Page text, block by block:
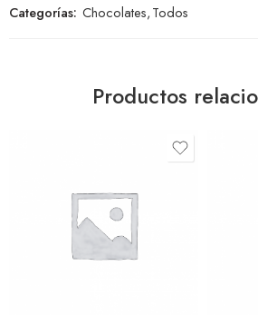
Categorías: Chocolates,Todos
Productos